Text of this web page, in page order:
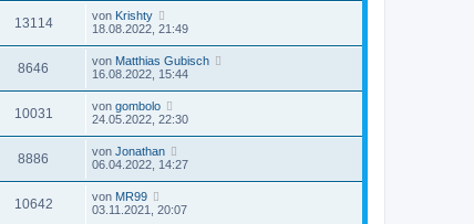
13114 von Krishty
18.08.2022, 21:49
8646 von Matthias Gubisch
16.08.2022, 15:44
10031 von gombolo
24.05.2022, 22:30
8886 von Jonathan
06.04.2022, 14:27
10642 von MR99
03.11.2021, 20:07